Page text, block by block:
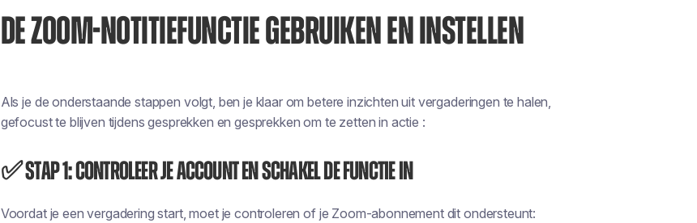
DE ZOOM-NOTITIEFUNCTIE GEBRUIKEN EN INSTELLEN
Als je de onderstaande stappen volgt, ben je klaar om betere inzichten uit vergaderingen te halen,
gefocust te blijven tijdens gesprekken en gesprekken om te zetten in actie :
✅ Stap 1: Controleer je account en schakel de functie in
Voordat je een vergadering start, moet je controleren of je Zoom-abonnement dit ondersteunt: